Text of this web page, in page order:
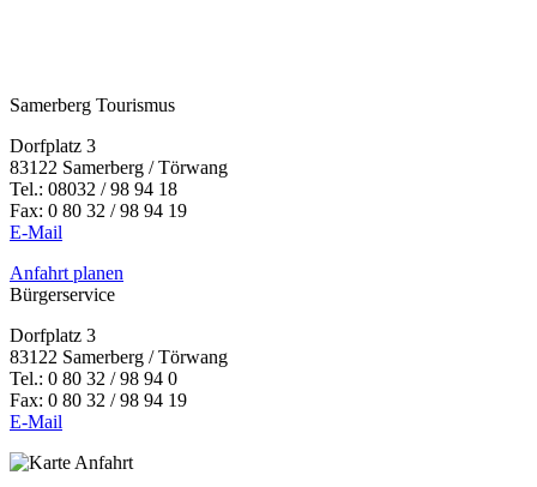
Samerberg Tourismus
Dorfplatz 3
83122 Samerberg / Törwang
Tel.: 08032 / 98 94 18
Fax: 0 80 32 / 98 94 19
E-Mail
Anfahrt planen
Bürgerservice
Dorfplatz 3
83122 Samerberg / Törwang
Tel.: 0 80 32 / 98 94 0
Fax: 0 80 32 / 98 94 19
E-Mail